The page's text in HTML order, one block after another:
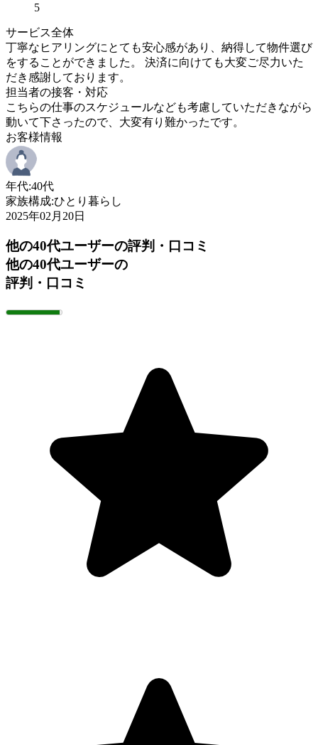
5
サービス全体
丁寧なヒアリングにとても安心感があり、納得して物件選び
をすることができました。 決済に向けても大変ご尽力いた
だき感謝しております。
担当者の接客・対応
こちらの仕事のスケジュールなども考慮していただきながら
動いて下さったので、大変有り難かったです。
お客様情報
年代:40代
家族構成:ひとり暮らし
2025年02月20日
他の40代ユーザーの評判・口コミ
他の40代ユーザーの
評判・口コミ